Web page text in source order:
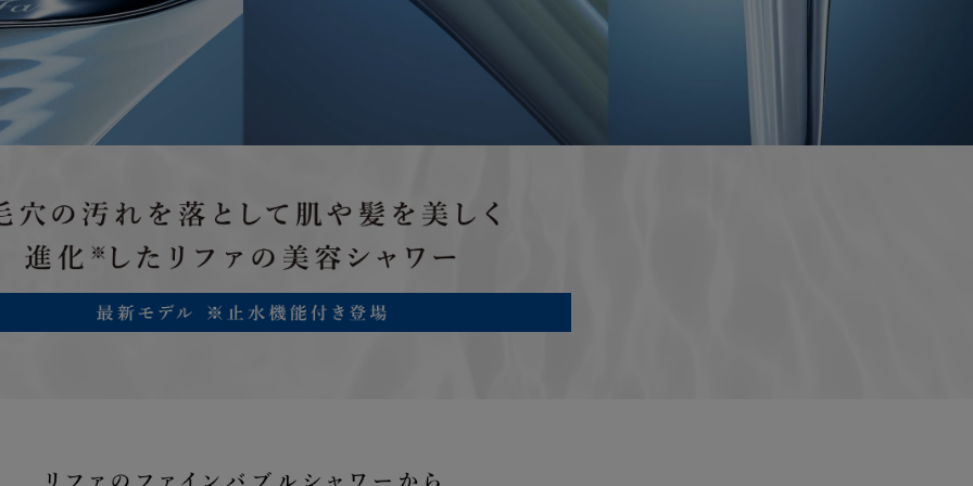
故障
製品の取扱説明書に記載されている使用上の注意等に従い正常
に使用したにもかかわらず本製品が正常に機能しなくなった場
合
故障
ご加入いただいたお客様または第三者の故意または重過失によ
に機能しなくなった場合
但し次に掲げる場合は、保証の対象外とします。
(1) 本製品の盗難、紛失の場合
(2) 地震、津波、噴火に起因する場合
(3) 本製品において損害を確認することができない場合
(4) 本製品の、機能および使用の際に影響のない外観上のキズ、汚れ、液晶の